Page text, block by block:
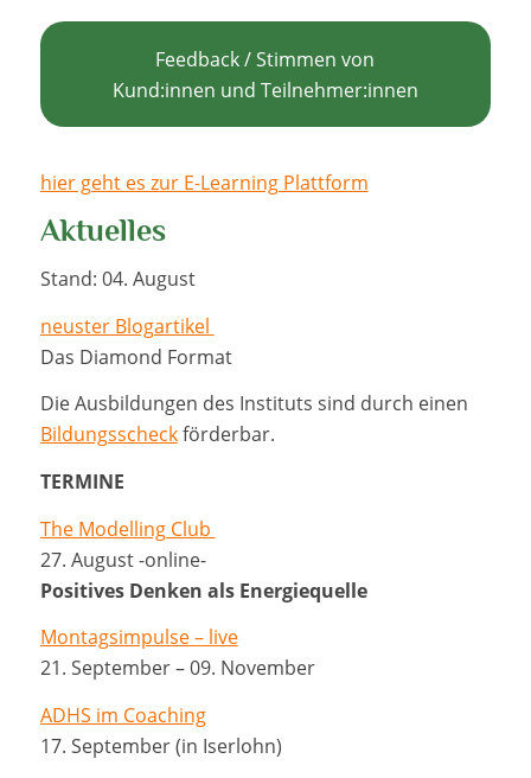
Feedback / Stimmen von
Kund:innen und Teilnehmer:innen
hier geht es zur E-Learning Plattform
Aktuelles
Stand: 04. August
neuster Blogartikel
Das Diamond Format
Die Ausbildungen des Instituts sind durch einen
Bildungsscheckförderbar.
TERMINE
The Modelling Club
27. August -online-
Positives Denken als Energiequelle
Montagsimpulse – live
21. September – 09. November
ADHS im Coaching
17. September (in Iserlohn)